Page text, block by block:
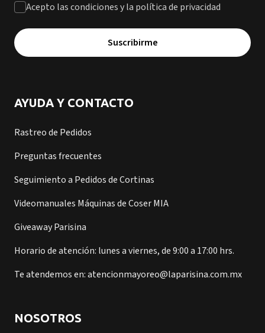
Acepto las condiciones y la política de privacidad
Suscribirme
AYUDA Y CONTACTO
Rastreo de Pedidos
Preguntas frecuentes
Seguimiento a Pedidos de Cortinas
Videomanuales Máquinas de Coser MIA
Giveaway Parisina
Horario de atención: lunes a viernes, de 9:00 a 17:00 hrs.
Te atendemos en: atencionmayoreo@laparisina.com.mx
NOSOTROS